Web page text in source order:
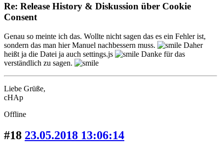
Re: Release History & Diskussion über Cookie
Consent
Genau so meinte ich das. Wollte nicht sagen das es ein Fehler ist,
sondern das man hier Manuel nachbessern muss.
Daher
heißt ja die Datei ja auch settings.js
Danke für das
verständlich zu sagen.
Liebe Grüße,
cHAp
Offline
#18 23.05.2018 13:06:14